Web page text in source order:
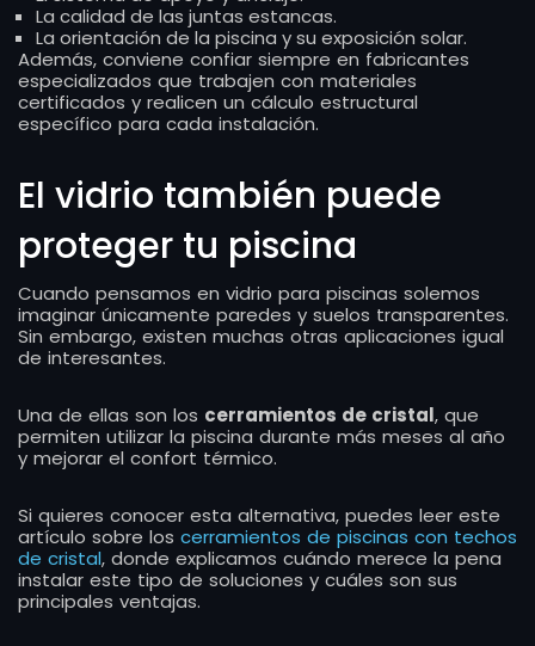
La calidad de las juntas estancas.
La orientación de la piscina y su exposición solar.
Además, conviene confiar siempre en fabricantes
especializados que trabajen con materiales
certificados y realicen un cálculo estructural
específico para cada instalación.
El vidrio también puede
proteger tu piscina
Cuando pensamos en vidrio para piscinas solemos
imaginar únicamente paredes y suelos transparentes.
Sin embargo, existen muchas otras aplicaciones igual
de interesantes.
Una de ellas son los cerramientos de cristal, que
permiten utilizar la piscina durante más meses al año
y mejorar el confort térmico.
Si quieres conocer esta alternativa, puedes leer este
artículo sobre los cerramientos de piscinas con techos
de cristal, donde explicamos cuándo merece la pena
instalar este tipo de soluciones y cuáles son sus
principales ventajas.